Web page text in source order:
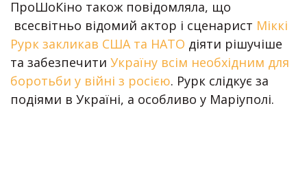
ПроШоКіно також повідомляла, що
всесвітньо відомий актор і сценарист Міккі
Рурк закликав США та НАТО діяти рішучіше
та забезпечити Україну всім необхідним для
боротьби у війні з росією. Рурк слідкує за
подіями в Україні, а особливо у Маріуполі.